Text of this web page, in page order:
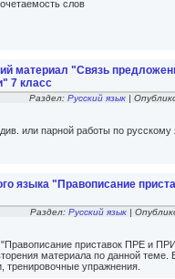
слов
материал "Связь
7 класс
Раздел: Русский язык |
или парной работы по русскому
языка "Правописание
Раздел: Русский язык |
"Правописание приставок ПРЕ и
материала по данной
тренировочные упражнения.